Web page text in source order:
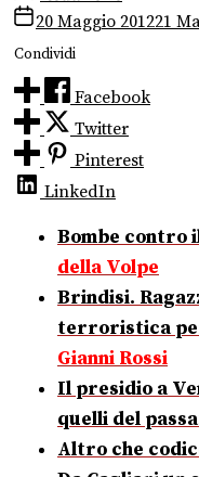
20 Maggio 201221
Condividi
Facebook
Twitter
Pinterest
LinkedIn
Bombe contro
della Volpe
Brindisi.
terroristica
Gianni Rossi
Il presidio a
quelli del
Altro che